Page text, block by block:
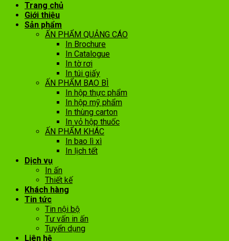
Trang chủ
Giới thiệu
Sản phẩm
ẤN PHẨM QUẢNG CÁO
In Brochure
In Catalogue
In tờ rơi
In túi giấy
ẤN PHẨM BAO BÌ
In hộp thực phẩm
In hộp mỹ phẩm
In thùng carton
In vỏ hộp thuốc
ẤN PHẨM KHÁC
In bao lì xì
In lịch tết
Dịch vụ
In ấn
Thiết kế
Khách hàng
Tin tức
Tin nội bộ
Tư vấn in ấn
Tuyển dụng
Liên hệ